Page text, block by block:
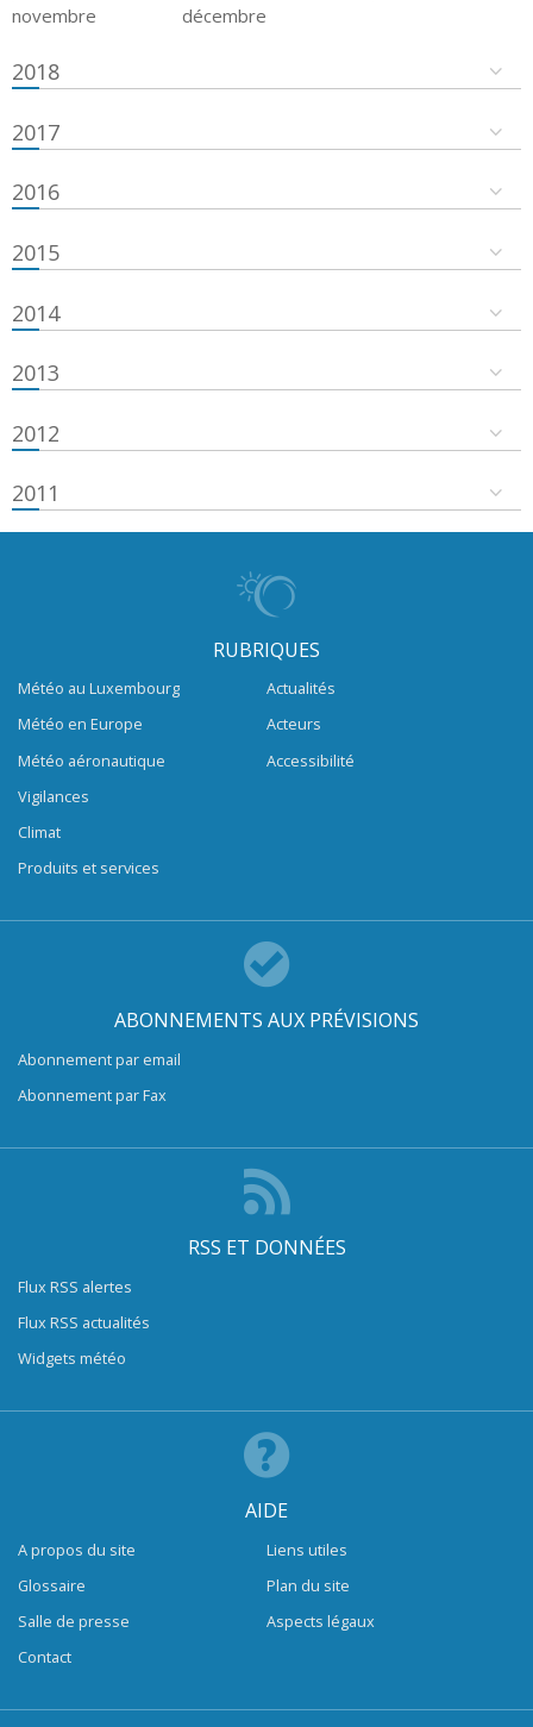
novembre
décembre
2018
2017
2016
2015
2014
2013
2012
2011
RUBRIQUES
Météo au Luxembourg
Météo en Europe
Météo aéronautique
Vigilances
Climat
Produits et services
Actualités
Acteurs
Accessibilité
ABONNEMENTS AUX PRÉVISIONS
Abonnement par email
Abonnement par Fax
RSS ET DONNÉES
Flux RSS alertes
Flux RSS actualités
Widgets météo
AIDE
A propos du site
Glossaire
Salle de presse
Contact
Liens utiles
Plan du site
Aspects légaux